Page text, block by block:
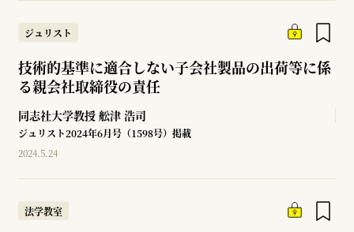
ジュリスト
技術的基準に適合しない子会社製品の出荷等に係
る親会社取締役の責任
同志社大学教授 舩津 浩司
ジュリスト2024年6月号（1598号）掲載
2024.5.24
法学教室